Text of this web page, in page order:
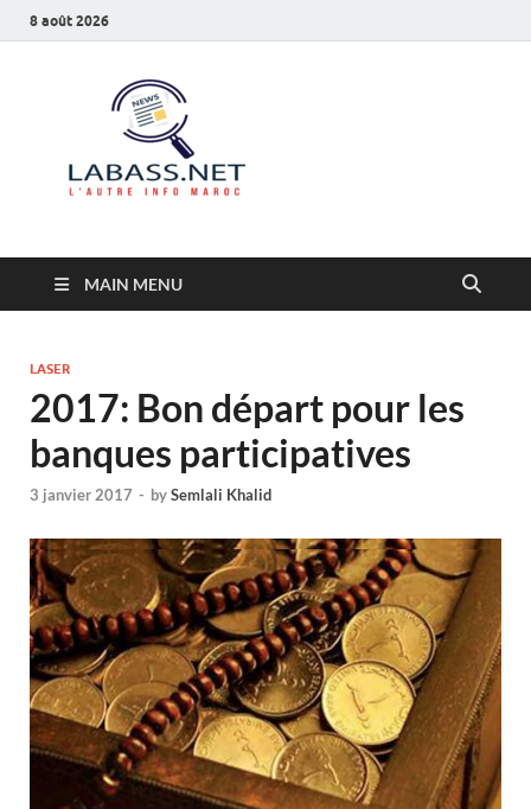
8 août 2026
MAIN MENU
LASER
2017: Bon départ pour les
banques participatives
3 janvier 2017 - bySemlali Khalid